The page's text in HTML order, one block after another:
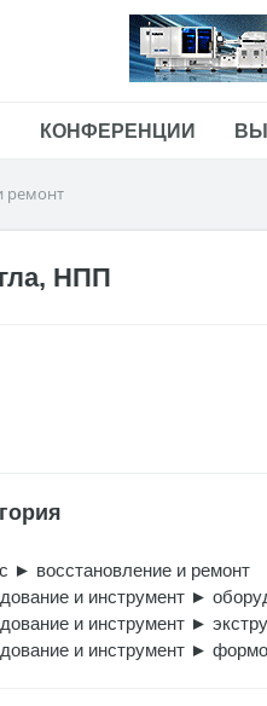
КОНФЕРЕНЦИИ
ремонт
НПП
► восстановление и ремонт
и инструмент ►
и инструмент ►
и инструмент ►